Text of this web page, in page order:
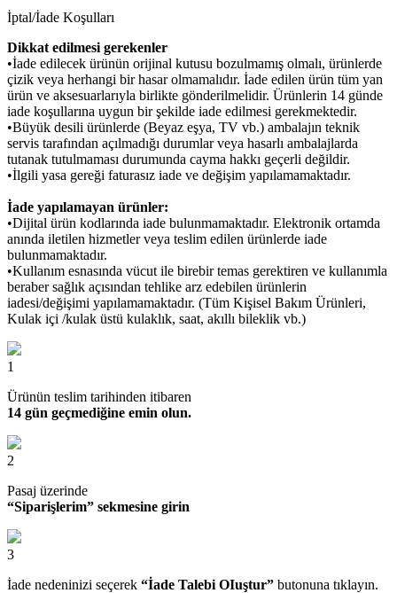
İptal/İade Koşulları
Dikkat edilmesi gerekenler
•İade edilecek ürünün orijinal kutusu bozulmamış olmalı, ürünlerde
çizik veya herhangi bir hasar olmamalıdır. İade edilen ürün tüm yan
ürün ve aksesuarlarıyla birlikte gönderilmelidir. Ürünlerin 14 günde
iade koşullarına uygun bir şekilde iade edilmesi gerekmektedir.
•Büyük desili ürünlerde (Beyaz eşya, TV vb.) ambalajın teknik
servis tarafından açılmadığı durumlar veya hasarlı ambalajlarda
tutanak tutulmaması durumunda cayma hakkı geçerli değildir.
•İlgili yasa gereği faturasız iade ve değişim yapılamamaktadır.
İade yapılamayan ürünler:
•Dijital ürün kodlarında iade bulunmamaktadır. Elektronik ortamda
anında iletilen hizmetler veya teslim edilen ürünlerde iade
bulunmamaktadır.
•Kullanım esnasında vücut ile birebir temas gerektiren ve kullanımla
beraber sağlık açısından tehlike arz edebilen ürünlerin
iadesi/değişimi yapılamamaktadır. (Tüm Kişisel Bakım Ürünleri,
Kulak içi /kulak üstü kulaklık, saat, akıllı bileklik vb.)
1
Ürünün teslim tarihinden itibaren
14 gün geçmediğine emin olun.
2
Pasaj üzerinde
“Siparişlerim” sekmesine girin
3
İade nedeninizi seçerek “İade Talebi OIuştur” butonuna tıklayın.